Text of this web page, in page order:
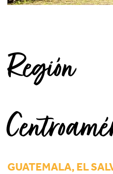
Región
GUATEMALA, EL